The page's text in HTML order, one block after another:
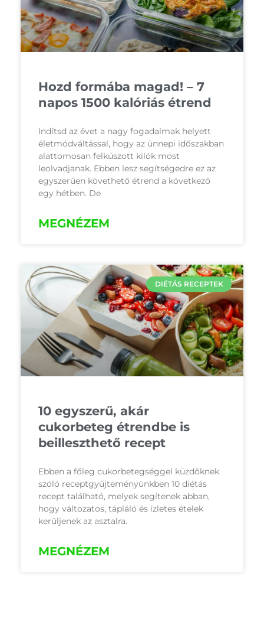
Hozd formába magad! – 7
napos 1500 kalóriás étrend
Indítsd az évet a nagy fogadalmak helyett
életmódváltással, hogy az ünnepi időszakban
alattomosan felkúszott kilók most
leolvadjanak. Ebben lesz segítségedre ez az
egyszerűen követhető étrend a következő
egy hétben. De
MEGNÉZEM
DIÉTÁS RECEPTEK
10 egyszerű, akár
cukorbeteg étrendbe is
beilleszthető recept
Ebben a főleg cukorbetegséggel küzdőknek
szóló receptgyűjteményünkben 10 diétás
recept található, melyek segítenek abban,
hogy változatos, tápláló és ízletes ételek
kerüljenek az asztalra.
MEGNÉZEM